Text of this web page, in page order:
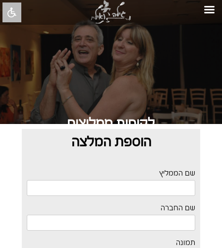
לקוחות ממליצים
תמיד כיף לקבל מילה טובה...
הוספת המלצה
שם הממליץ
שם החברה
תמונה